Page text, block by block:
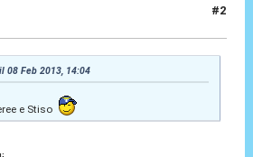
#2
08 Feb 2013, 14:04
e Stiso